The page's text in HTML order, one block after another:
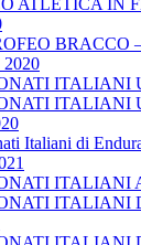
ATLETICA IN
BRACCO
ITALIANI
ITALIANI
Italiani di
ITALIANI
ITALIANI